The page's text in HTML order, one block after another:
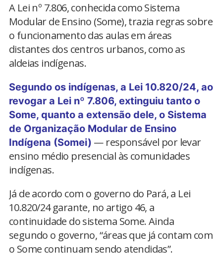
A Lei nº 7.806, conhecida como Sistema
Modular de Ensino (Some), trazia regras sobre
o funcionamento das aulas em áreas
distantes dos centros urbanos, como as
aldeias indígenas.
Segundo os indígenas, a Lei 10.820/24, ao
revogar a Lei nº 7.806, extinguiu tanto o
Some, quanto a extensão dele, o Sistema
de Organização Modular de Ensino
Indígena (Somei) — responsável por levar
ensino médio presencial às comunidades
indígenas.
Já de acordo com o governo do Pará, a Lei
10.820/24 garante, no artigo 46, a
continuidade do sistema Some. Ainda
segundo o governo, “áreas que já contam com
o Some continuam sendo atendidas”.